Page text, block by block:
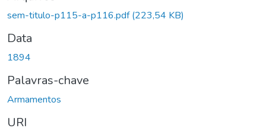
sem-titulo-p115-a-p116.pdf(223,54 KB)
Data
1894
Palavras-chave
Armamentos
URI